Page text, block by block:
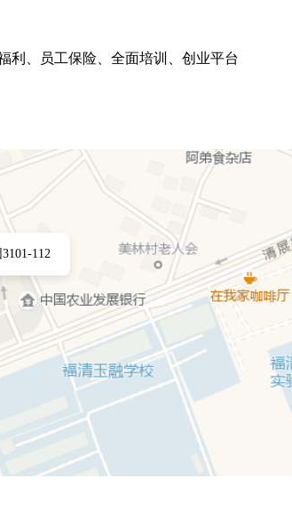
利、员工保险、全面培训、创业平台
112